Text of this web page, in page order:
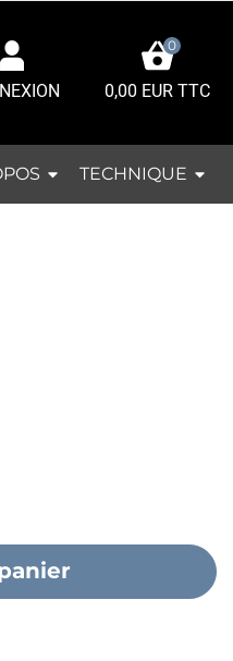
0
0,00 EUR TTC
TECHNIQUE